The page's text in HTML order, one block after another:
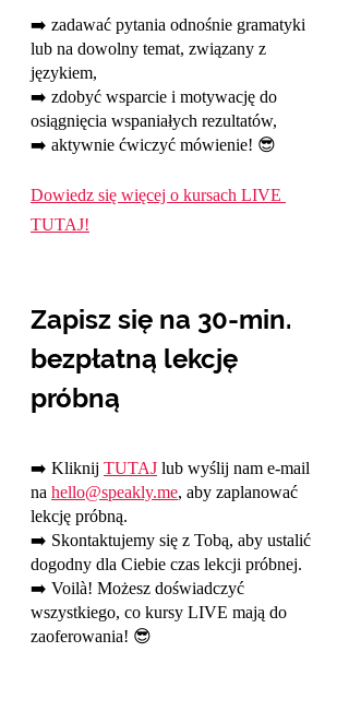
➡️ zadawać pytania odnośnie gramatyki
lub na dowolny temat, związany z
językiem,
➡️ zdobyć wsparcie i motywację do
osiągnięcia wspaniałych rezultatów,
➡️ aktywnie ćwiczyć mówienie! 😎
Dowiedz się więcej o kursach LIVE
TUTAJ!
Zapisz się na 30-min.
bezpłatną lekcję
próbną
➡️ Kliknij TUTAJ lub wyślij nam e-mail
na hello@speakly.me, aby zaplanować
lekcję próbną.
➡️ Skontaktujemy się z Tobą, aby ustalić
dogodny dla Ciebie czas lekcji próbnej.
➡️ Voilà! Możesz doświadczyć
wszystkiego, co kursy LIVE mają do
zaoferowania! 😎